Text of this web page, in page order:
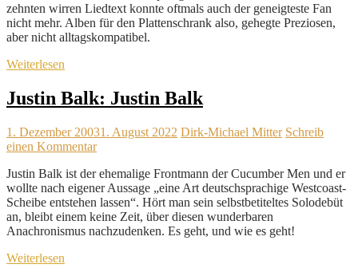
zehnten wirren Liedtext konnte oftmals auch der geneigteste Fan
nicht mehr. Alben für den Plattenschrank also, gehegte Preziosen,
aber nicht alltagskompatibel.
Weiterlesen
Justin Balk: Justin Balk
1. Dezember 20031. August 2022 Dirk-Michael Mitter Schreib
einen Kommentar
Justin Balk ist der ehemalige Frontmann der Cucumber Men und er
wollte nach eigener Aussage „eine Art deutschsprachige Westcoast-
Scheibe entstehen lassen“. Hört man sein selbstbetiteltes Solodebüt
an, bleibt einem keine Zeit, über diesen wunderbaren
Anachronismus nachzudenken. Es geht, und wie es geht!
Weiterlesen